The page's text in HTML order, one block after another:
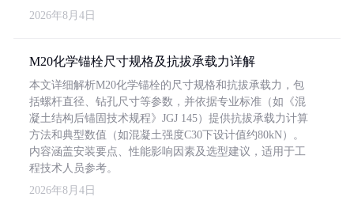
2026年8月4日
M20化学锚栓尺寸规格及抗拔承载力详解
本文详细解析M20化学锚栓的尺寸规格和抗拔承载力，包
括螺杆直径、钻孔尺寸等参数，并依据专业标准（如《混
凝土结构后锚固技术规程》JGJ 145）提供抗拔承载力计算
方法和典型数值（如混凝土强度C30下设计值约80kN）。
内容涵盖安装要点、性能影响因素及选型建议，适用于工
程技术人员参考。
2026年8月4日